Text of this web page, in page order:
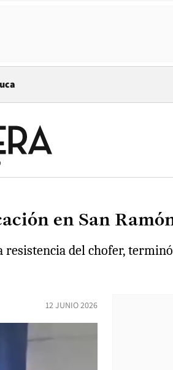
in new window
en San
del chofer,
12 JUNIO 2026